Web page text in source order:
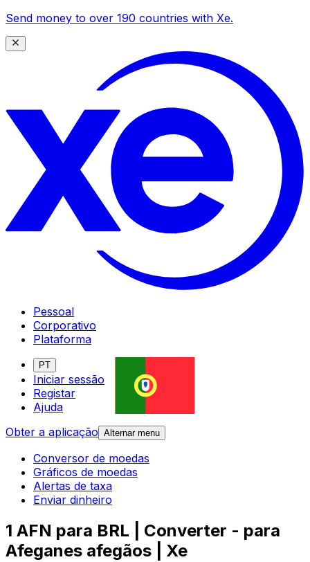
Send money to over 190 countries with Xe.
Pessoal
Corporativo
Plataforma
PT
Iniciar sessão
Registar
Ajuda
Obter a aplicação Alternar menu
Conversor de moedas
Gráficos de moedas
Alertas de taxa
Enviar dinheiro
1 AFN para BRL | Converter - para
Afeganes afegãos | Xe